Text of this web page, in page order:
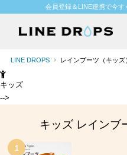
会員登録＆LINE連携で今す
LINE DROPS レインブーツ（キッズ
キッズ
-->
キッズ レインブ